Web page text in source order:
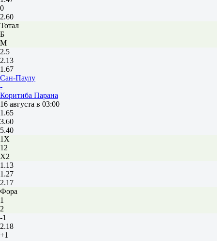
0
2.60
Тотал
Б
М
2.5
2.13
1.67
Сан-Паулу
-
Коритиба Парана
16 августа в 03:00
1.65
3.60
5.40
1X
12
X2
1.13
1.27
2.17
Фора
1
2
-1
2.18
+1